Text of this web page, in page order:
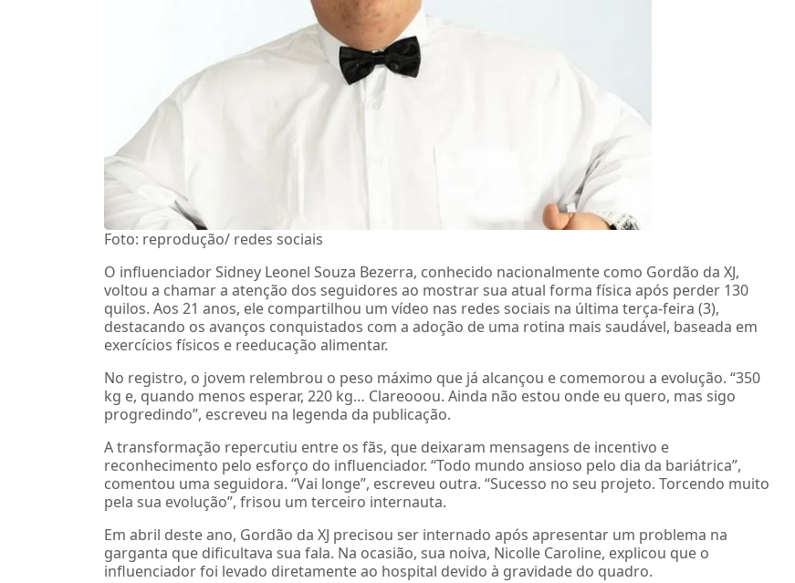
Foto: reprodução/ redes sociais
O influenciador Sidney Leonel Souza Bezerra, conhecido nacionalmente como Gordão da XJ,
voltou a chamar a atenção dos seguidores ao mostrar sua atual forma física após perder 130
quilos. Aos 21 anos, ele compartilhou um vídeo nas redes sociais na última terça-feira (3),
destacando os avanços conquistados com a adoção de uma rotina mais saudável, baseada em
exercícios físicos e reeducação alimentar.
No registro, o jovem relembrou o peso máximo que já alcançou e comemorou a evolução. “350
kg e, quando menos esperar, 220 kg… Clareooou. Ainda não estou onde eu quero, mas sigo
progredindo”, escreveu na legenda da publicação.
A transformação repercutiu entre os fãs, que deixaram mensagens de incentivo e
reconhecimento pelo esforço do influenciador. “Todo mundo ansioso pelo dia da bariátrica”,
comentou uma seguidora. “Vai longe”, escreveu outra. “Sucesso no seu projeto. Torcendo muito
pela sua evolução”, frisou um terceiro internauta.
Em abril deste ano, Gordão da XJ precisou ser internado após apresentar um problema na
garganta que dificultava sua fala. Na ocasião, sua noiva, Nicolle Caroline, explicou que o
influenciador foi levado diretamente ao hospital devido à gravidade do quadro.